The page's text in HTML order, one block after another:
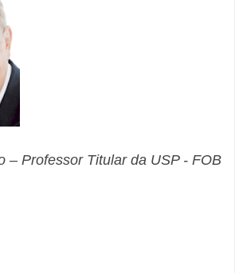
– Professor Titular da USP - FOB